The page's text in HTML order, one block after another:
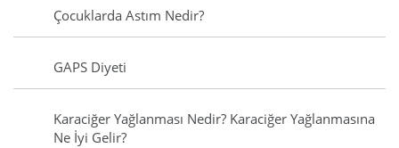
Çocuklarda Astım Nedir?
GAPS Diyeti
Karaciğer Yağlanması Nedir? Karaciğer Yağlanmasına
Ne İyi Gelir?